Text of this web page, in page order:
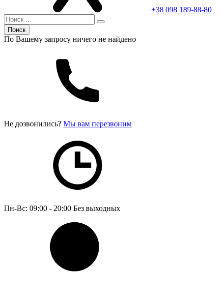
+38 098 189-88-80
Поиск
По Вашему запросу ничего не найдено
Не дозвонились? Мы вам перезвоним
Пн-Вс: 09:00 - 20:00 Без выходных